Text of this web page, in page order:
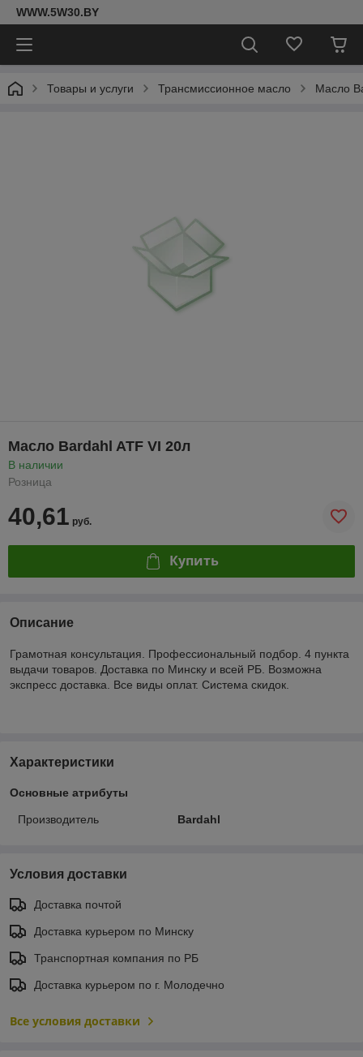
WWW.5W30.BY
Товары и услуги Трансмиссионное масло Масло
Масло Bardahl ATF VI 20л
В наличии
Розница
40,61 руб.
Купить
Описание
Грамотная консультация. Профессиональный подбор. 4 пункта
выдачи товаров. Доставка по Минску и всей РБ. Возможна
экспресс доставка. Все виды оплат. Система скидок.
Характеристики
Основные атрибуты
Производитель Bardahl
Условия доставки
Доставка почтой
Доставка курьером по Минску
Транспортная компания по РБ
Доставка курьером по г. Молодечно
Все условия доставки